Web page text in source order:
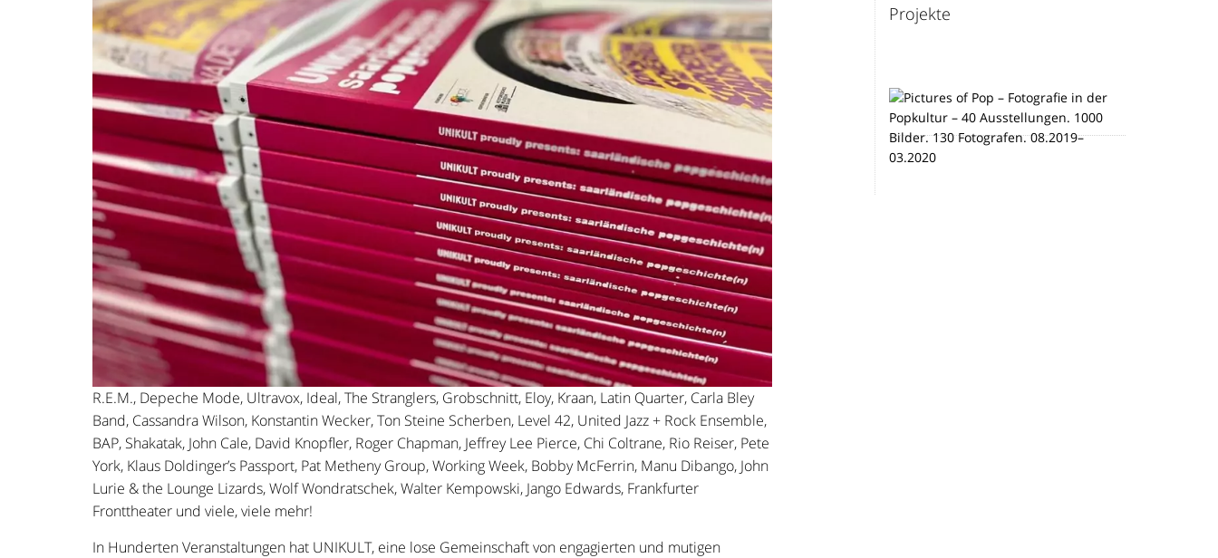
R.E.M., Depeche Mode, Ultravox, Ideal, The Stranglers, Grobschnitt, Eloy, Kraan, Latin Quarter, Carla Bley
Band, Cassandra Wilson, Konstantin Wecker, Ton Steine Scherben, Level 42, United Jazz + Rock Ensemble,
BAP, Shakatak, John Cale, David Knopfler, Roger Chapman, Jeffrey Lee Pierce, Chi Coltrane, Rio Reiser, Pete
York, Klaus Doldinger’s Passport, Pat Metheny Group, Working Week, Bobby McFerrin, Manu Dibango, John
Lurie & the Lounge Lizards, Wolf Wondratschek, Walter Kempowski, Jango Edwards, Frankfurter
Fronttheater und viele, viele mehr!
In Hunderten Veranstaltungen hat UNIKULT, eine lose Gemeinschaft von engagierten und mutigen
Projekte